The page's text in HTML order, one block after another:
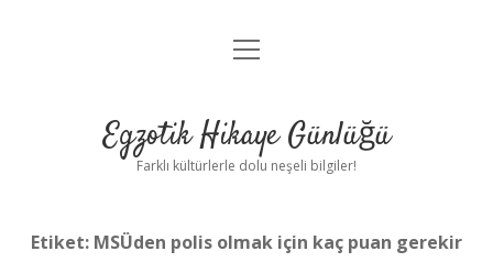
Anasayfa
Yasal Uyarı
menüyü
Egzotik Hikaye Günlüğü
Farklı kültürlerle dolu neşeli bilgiler!
Etiket: MSÜden polis olmak için kaç puan gerekir